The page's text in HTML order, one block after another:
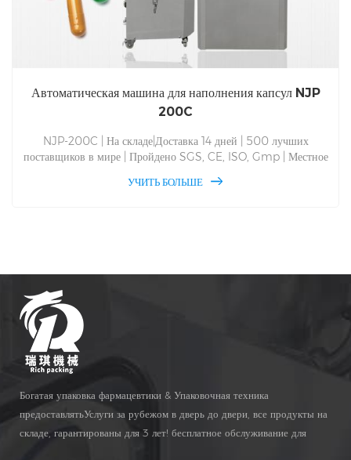
Автоматическая машина для наполнения капсул NJP
200C
NJP-200C | На складе|Доставка 14 дней | 500 лучших
поставщиков в мире | Пройдено SGS, CE, ISO, Gmp | Местное
наполнения порошковой гранулы из жидкости в твердую
УЧИТЬ БОЛЬШЕ
Богатая упаковка фармацевтики & Упаковочная техника
предоставлятьУслуги за рубежом в дверь до двери, все продукты на
складе, гарантированы для 3 лет! бесплатное обслуживание для